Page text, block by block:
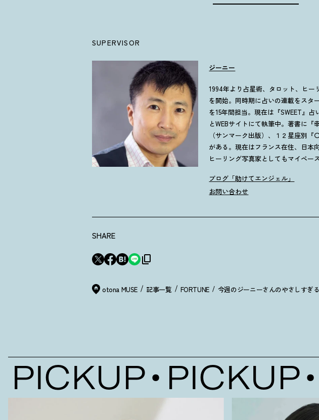
SUPERVISOR
ジーニー
1994年より占星術、タロット、ヒー
を開始。同時期に占いの連載をスタ
を15年間担当。現在は『SWEET』
とWEBサイトにて執筆中。著書に『
（サンマーク出版）、１２星座別
がある。現在はフランス在住、日本
ヒーリング写真家としてもマイペー
ブログ「助けてエンジェル」
お問い合わせ
SHARE
otona MUSE 記事一覧 FORTUNE 今週のジーニーさんのやさしすぎ
PICKUP